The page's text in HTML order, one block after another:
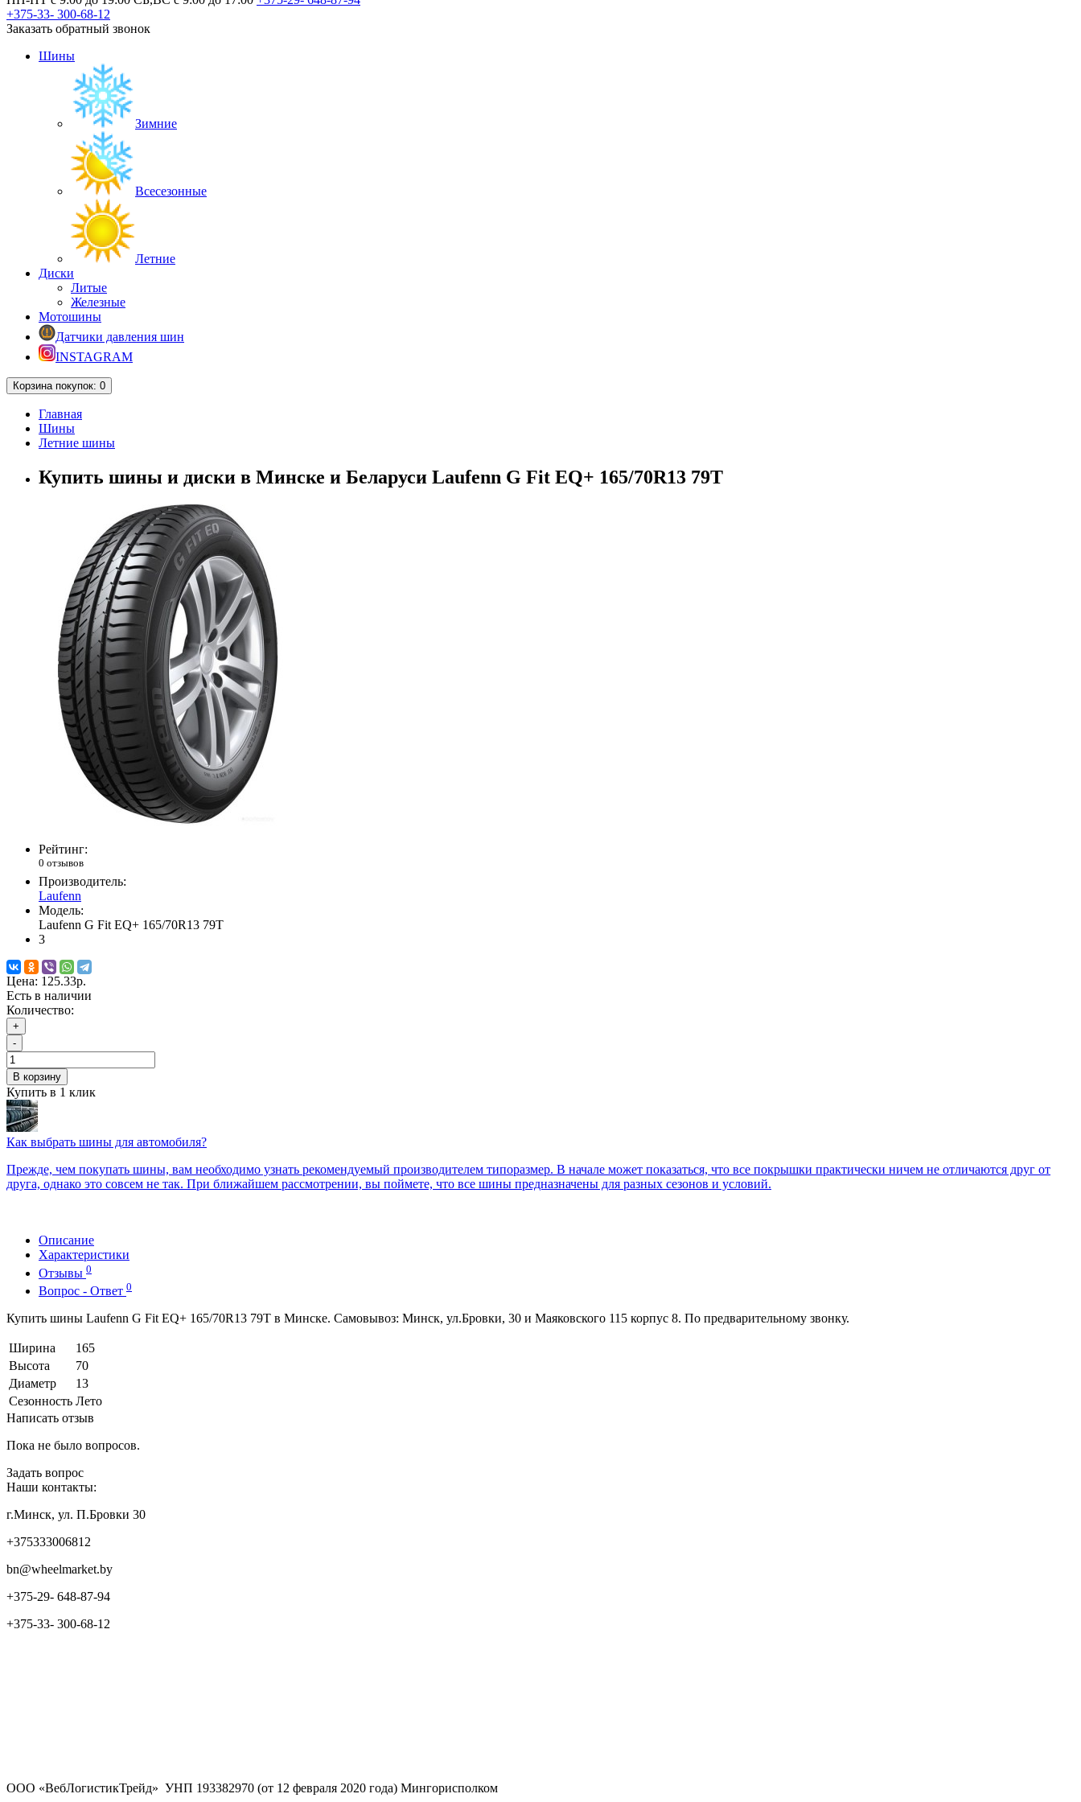
+375-33- 300-68-12
Заказать обратный звонок
Шины
Зимние
Всесезонные
Летние
Диски
Литые
Железные
Мотошины
Датчики давления шин
INSTAGRAM
Корзинапокупок: 0
Главная
Шины
Летние шины
Купить шины и диски в Минске и Беларуси Laufenn G Fit EQ+ 165/70R13 79T
Рейтинг:
0 отзывов
Производитель:
Laufenn
Модель:
Laufenn G Fit EQ+ 165/70R13 79T
3
Цена: 125.33р.
Есть в наличии
Количество:
+
-
В корзину
Купить в 1 клик
Как выбрать шины для автомобиля?
Прежде, чем покупать шины, вам необходимо узнать рекомендуемый производителем типоразмер. В начале может показаться, что все покрышки практически ничем не отличаются друг от
друга, однако это совсем не так. При ближайшем рассмотрении, вы поймете, что все шины предназначены для разных сезонов и условий.
Описание
Характеристики
Отзывы 0
Вопрос - Ответ 0
Купить шины Laufenn G Fit EQ+ 165/70R13 79T в Минске. Самовывоз: Минск, ул.Бровки, 30 и Маяковского 115 корпус 8. По предварительному звонку.
Ширина
165
Высота
70
Диаметр
13
Сезонность Лето
Написать отзыв
Пока не было вопросов.
Задать вопрос
Наши контакты:
г.Минск, ул. П.Бровки 30
+375333006812
bn@wheelmarket.by
+375-29- 648-87-94
+375-33- 300-68-12
ООО «ВебЛогистикТрейд» УНП 193382970 (от 12 февраля 2020 года) Мингорисполком